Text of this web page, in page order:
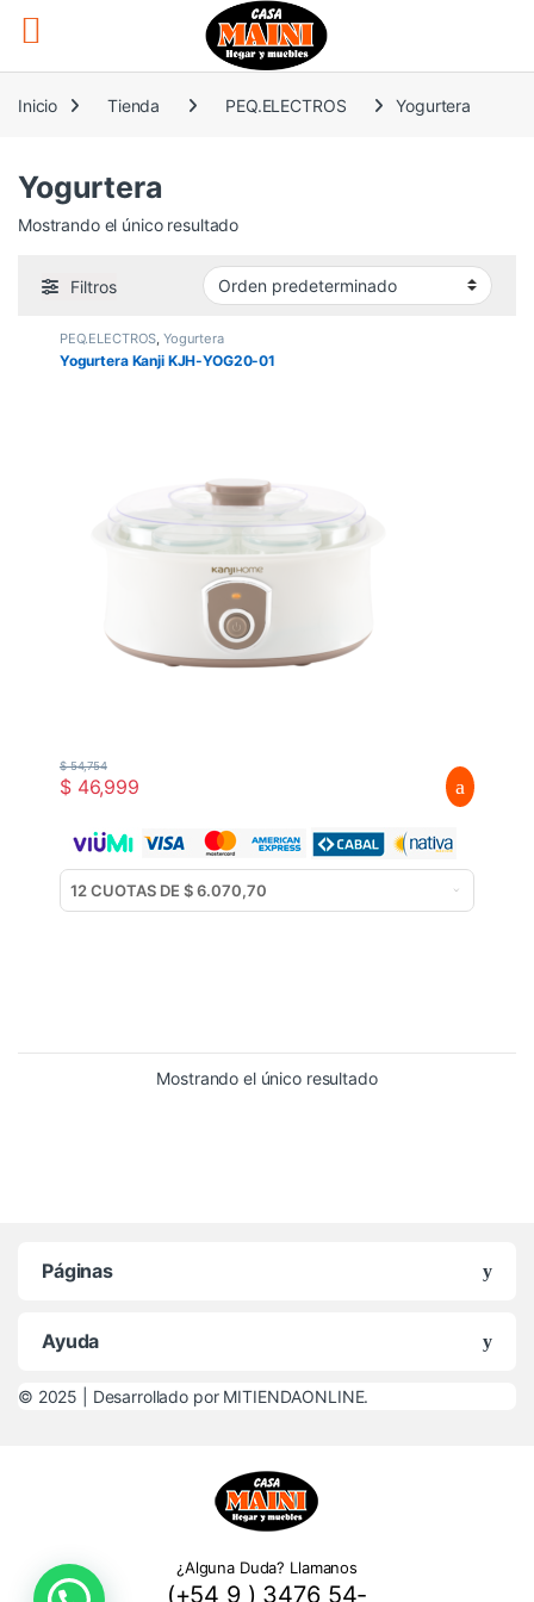
Inicio
Tienda PEQ.ELECTROS Yogurtera
Yogurtera
Mostrando el único resultado
Filtros
PEQ.ELECTROS, Yogurtera
Yogurtera Kanji KJH-YOG20-01
$46,999
$54,754
Mostrando el único resultado
Páginas
Ayuda
© 2025 | Desarrollado por MITIENDAONLINE.
¿Alguna Duda? Llamanos
(+54 9 ) 3476 54-